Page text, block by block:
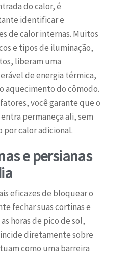
do calor, é
identificar e
de calor internas. Muitos
e tipos de iluminação,
liberam uma
de energia térmica,
aquecimento do cômodo.
você garante que o
permaneça ali, sem
por calor adicional.
e persianas
eficazes de bloquear o
fechar suas cortinas e
horas de pico de sol,
diretamente sobre
como uma barreira